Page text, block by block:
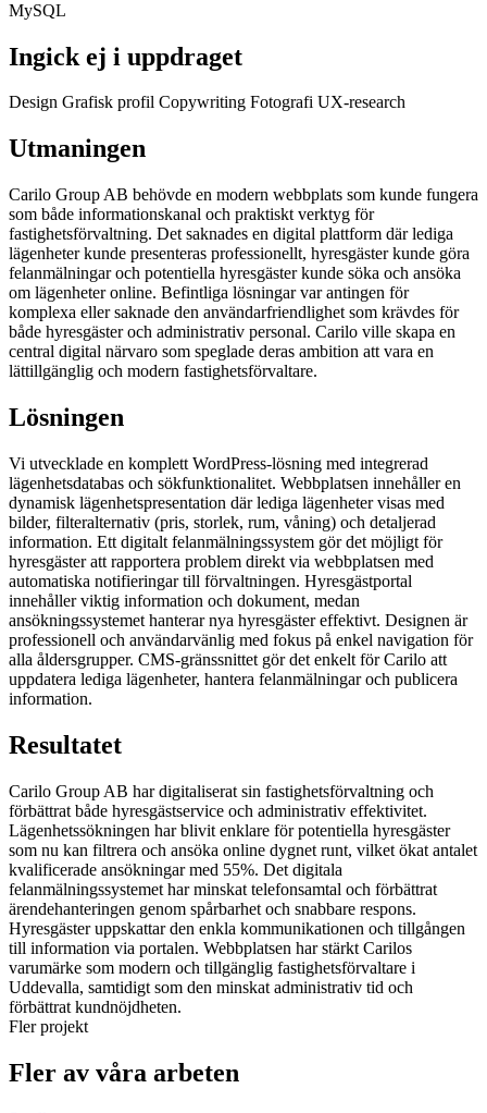
MySQL
Ingick ej i uppdraget
Design Grafisk profil Copywriting Fotografi UX-research
Utmaningen
Carilo Group AB behövde en modern webbplats som kunde fungera
som både informationskanal och praktiskt verktyg för
fastighetsförvaltning. Det saknades en digital plattform där lediga
lägenheter kunde presenteras professionellt, hyresgäster kunde göra
felanmälningar och potentiella hyresgäster kunde söka och ansöka
om lägenheter online. Befintliga lösningar var antingen för
komplexa eller saknade den användarfriendlighet som krävdes för
både hyresgäster och administrativ personal. Carilo ville skapa en
central digital närvaro som speglade deras ambition att vara en
lättillgänglig och modern fastighetsförvaltare.
Lösningen
Vi utvecklade en komplett WordPress-lösning med integrerad
lägenhetsdatabas och sökfunktionalitet. Webbplatsen innehåller en
dynamisk lägenhetspresentation där lediga lägenheter visas med
bilder, filteralternativ (pris, storlek, rum, våning) och detaljerad
information. Ett digitalt felanmälningssystem gör det möjligt för
hyresgäster att rapportera problem direkt via webbplatsen med
automatiska notifieringar till förvaltningen. Hyresgästportal
innehåller viktig information och dokument, medan
ansökningssystemet hanterar nya hyresgäster effektivt. Designen är
professionell och användarvänlig med fokus på enkel navigation för
alla åldersgrupper. CMS-gränssnittet gör det enkelt för Carilo att
uppdatera lediga lägenheter, hantera felanmälningar och publicera
information.
Resultatet
Carilo Group AB har digitaliserat sin fastighetsförvaltning och
förbättrat både hyresgästservice och administrativ effektivitet.
Lägenhetssökningen har blivit enklare för potentiella hyresgäster
som nu kan filtrera och ansöka online dygnet runt, vilket ökat antalet
kvalificerade ansökningar med 55%. Det digitala
felanmälningssystemet har minskat telefonsamtal och förbättrat
ärendehanteringen genom spårbarhet och snabbare respons.
Hyresgäster uppskattar den enkla kommunikationen och tillgången
till information via portalen. Webbplatsen har stärkt Carilos
varumärke som modern och tillgänglig fastighetsförvaltare i
Uddevalla, samtidigt som den minskat administrativ tid och
förbättrat kundnöjdheten.
Fler projekt
Fler av våra arbeten